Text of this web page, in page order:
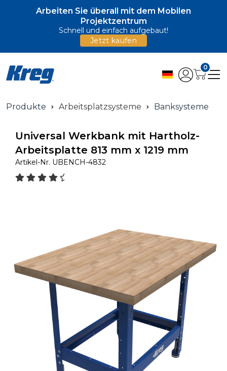
Arbeiten Sie überall mit dem Mobilen
Projektzentrum
Schnell und einfach aufgebaut!
Jetzt kaufen
0
Produkte Arbeitsplatzsysteme Banksysteme
Universal Werkbank mit Hartholz-
Arbeitsplatte 813 mm x 1219 mm
Artikel-Nr. UBENCH-4832